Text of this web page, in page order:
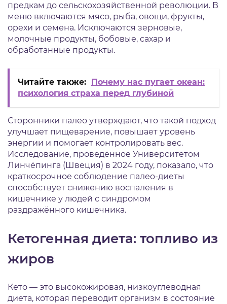
предкам до сельскохозяйственной революции. В
меню включаются мясо, рыба, овощи, фрукты,
орехи и семена. Исключаются зерновые,
молочные продукты, бобовые, сахар и
обработанные продукты.
Читайте также:
Почему нас пугает океан:
психология страха перед глубиной
Сторонники палео утверждают, что такой подход
улучшает пищеварение, повышает уровень
энергии и помогает контролировать вес.
Исследование, проведённое Университетом
Линчёпинга (Швеция) в 2024 году, показало, что
краткосрочное соблюдение палео-диеты
способствует снижению воспаления в
кишечнике у людей с синдромом
раздражённого кишечника.
Кетогенная диета: топливо из
жиров
Кето — это высокожировая, низкоуглеводная
диета, которая переводит организм в состояние